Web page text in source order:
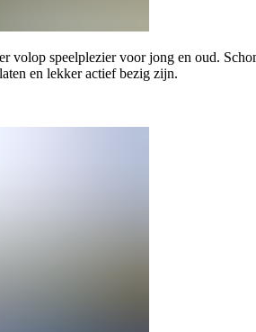
speelplezier voor jong en oud.
en lekker actief bezig zijn.